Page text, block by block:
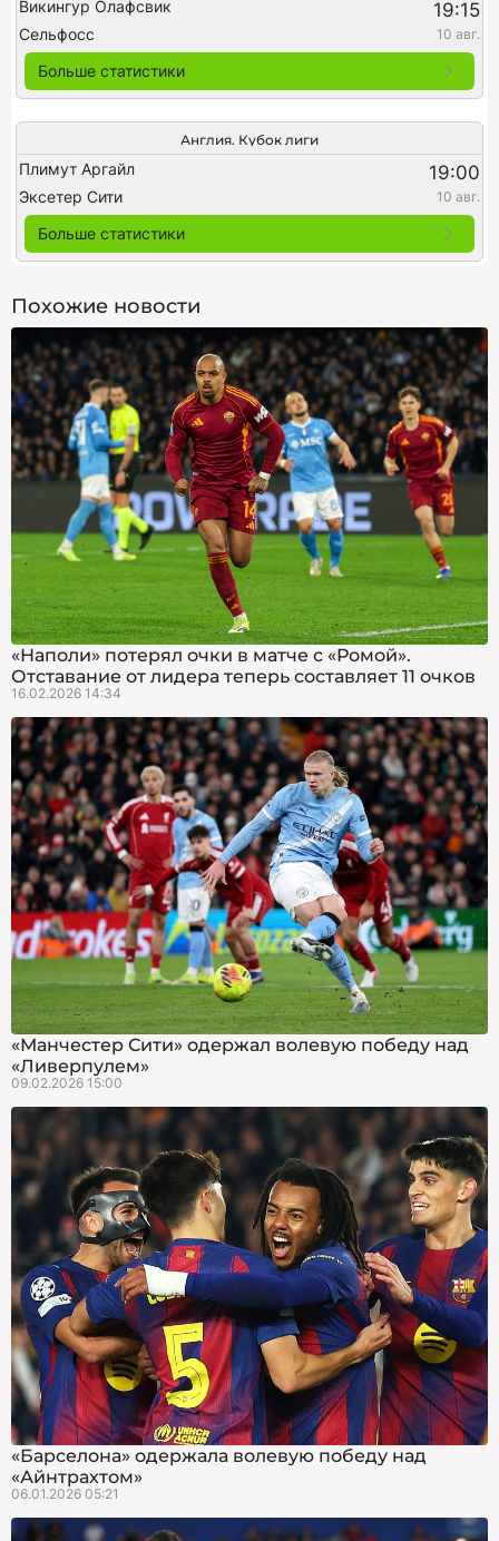
Викингур Олафсвик 19:15
Сельфосс 10 авг.
Больше статистики
Англия. Кубок лиги
Плимут Аргайл 19:00
Эксетер Сити 10 авг.
Больше статистики
Похожие новости
«Наполи» потерял очки в матче с «Ромой».
Отставание от лидера теперь составляет 11 очков
16.02.2026 14:34
«Манчестер Сити» одержал волевую победу над
«Ливерпулем»
09.02.2026 15:00
«Барселона» одержала волевую победу над
«Айнтрахтом»
06.01.2026 05:21